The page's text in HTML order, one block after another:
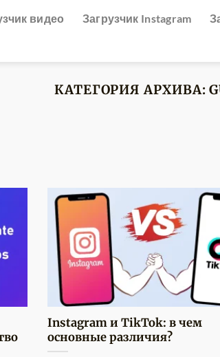
видео Загрузчик Instagram
КАТЕГОРИЯ АРХИВА:
Instagram и TikTok: в чем
основные различия?